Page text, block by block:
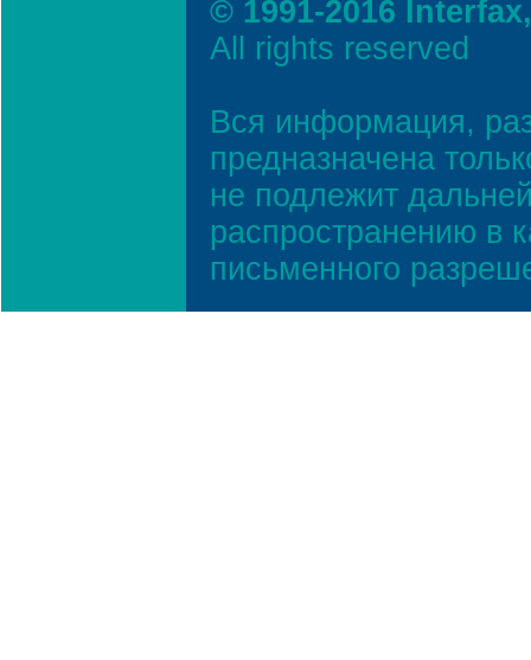
© 1991-2016
All rights reserved
Вся информация,
предназначена
не подлежит
распространению в
письменного